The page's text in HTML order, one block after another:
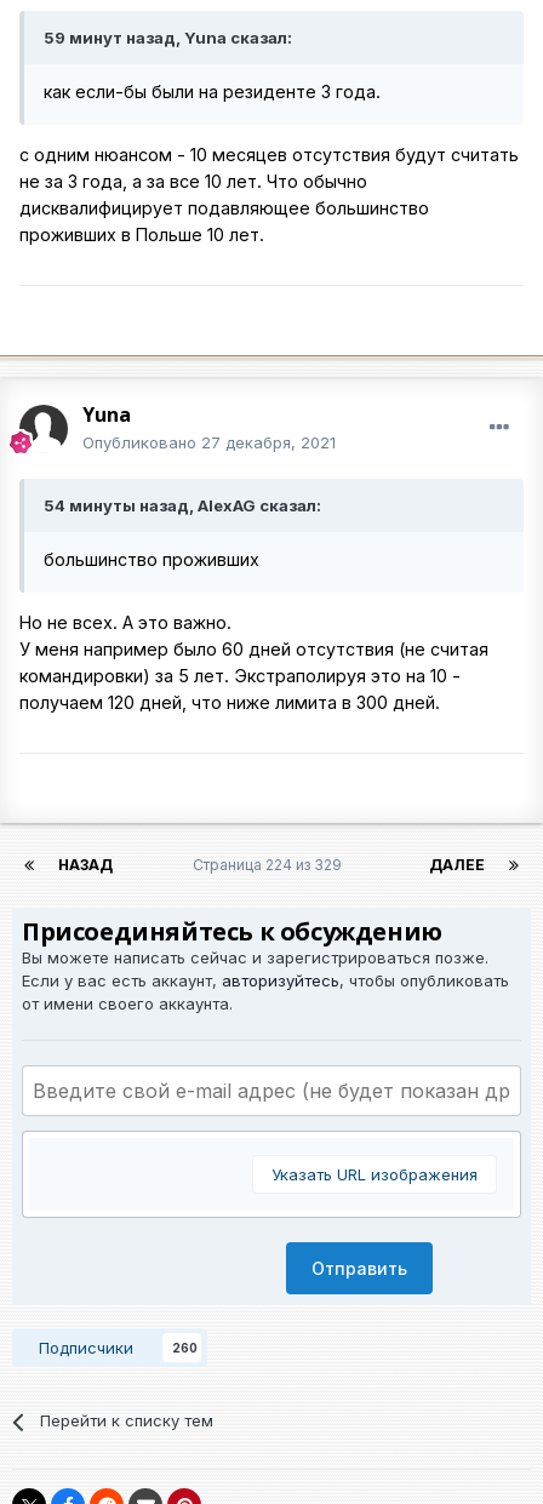
59 минут назад, Yuna сказал:
как если-бы были на резиденте 3 года.
с одним нюансом - 10 месяцев отсутствия будут считать
не за 3 года, а за все 10 лет. Что обычно
дисквалифицирует подавляющее большинство
проживших в Польше 10 лет.
Yuna
Опубликовано 27 декабря, 2021
54 минуты назад, AlexAG сказал:
большинство проживших
Но не всех. А это важно.
У меня например было 60 дней отсутствия (не считая
командировки) за 5 лет. Экстраполируя это на 10 -
получаем 120 дней, что ниже лимита в 300 дней.
НАЗАД ДАЛЕЕ
Страница 224 из 329
Присоединяйтесь к обсуждению
Вы можете написать сейчас и зарегистрироваться позже.
Если у вас есть аккаунт, авторизуйтесь, чтобы опубликовать
от имени своего аккаунта.
Указать URL изображения
Отправить
Подписчики 260
Перейти к списку тем